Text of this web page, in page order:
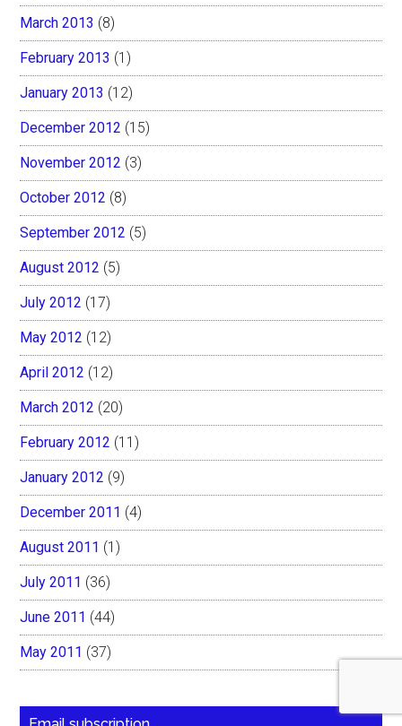
March 2013 (8)
February 2013 (1)
January 2013 (12)
December 2012 (15)
November 2012 (3)
October 2012 (8)
September 2012 (5)
August 2012 (5)
July 2012 (17)
May 2012 (12)
April 2012 (12)
March 2012 (20)
February 2012 (11)
January 2012 (9)
December 2011 (4)
August 2011 (1)
July 2011 (36)
June 2011 (44)
May 2011 (37)